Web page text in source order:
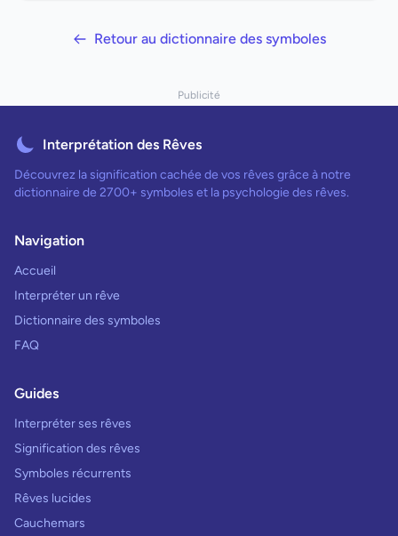
Retour au dictionnaire des symboles
Publicité
Interprétation des Rêves
Découvrez la signification cachée de vos rêves grâce à notre
dictionnaire de 2700+ symboles et la psychologie des rêves.
Navigation
Accueil
Interpréter un rêve
Dictionnaire des symboles
FAQ
Guides
Interpréter ses rêves
Signification des rêves
Symboles récurrents
Rêves lucides
Cauchemars